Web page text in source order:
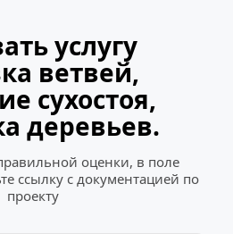
услугу
ветвей,
сухостоя,
деревьев.
оценки, в поле
ссылку с документацией по
проекту